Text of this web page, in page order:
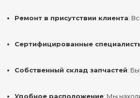
Ремонт в присутствии клиента:
Сертифицированные
Собственный склад запчастей:
Удобное расположение: Мы